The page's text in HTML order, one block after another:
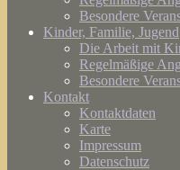
Besondere
Kinder, Familie, Jugend
Die Arbeit mit
Regelmäßige
Besondere
Kontakt
Kontaktdaten
Karte
Impressum
Datenschutz